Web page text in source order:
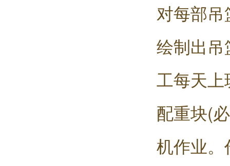
对每部
绘制出
工每天
配重块(
机作业